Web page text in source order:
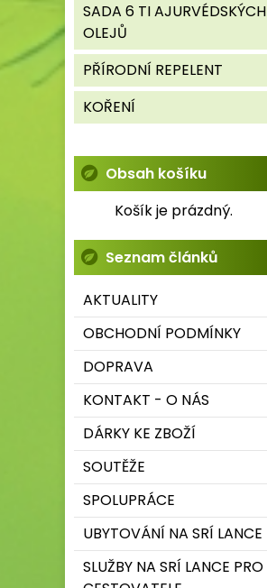
SADA 6 TI AJURVÉDSKÝCH
OLEJŮ
PŘÍRODNÍ REPELENT
KOŘENÍ
Obsah košíku
Košík je prázdný.
Seznam článků
AKTUALITY
OBCHODNÍ PODMÍNKY
DOPRAVA
KONTAKT - O NÁS
DÁRKY KE ZBOŽÍ
SOUTĚŽE
SPOLUPRÁCE
UBYTOVÁNÍ NA SRÍ LANCE
SLUŽBY NA SRÍ LANCE PRO